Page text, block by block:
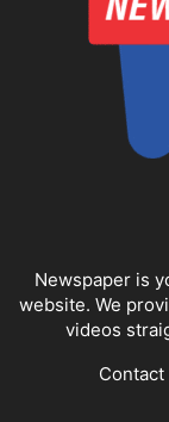
Newspaper is
website. We
videos
Contact